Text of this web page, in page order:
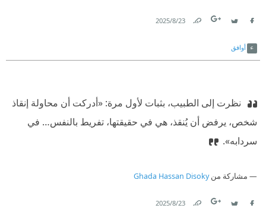
23‏/8‏/2025
أوافق
‫ ‏نظرت إلى الطبيب، بثبات لأول مرة: «أدركت أن محاولة إنقاذ
شخص، يرفض أن يُنقذ، هي في حقيقتها، تفريط بالنفس… في
سردابه».‏
مشاركة منGhada Hassan Disoky
23‏/8‏/2025